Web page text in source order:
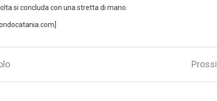
si concluda con una stretta di mano.